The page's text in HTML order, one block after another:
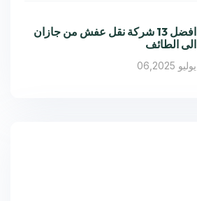
افضل 13 شركة نقل عفش من جازان
الى الطائف
يوليو 06,2025